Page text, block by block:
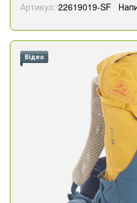
Артикул: 22619019-SF
Відео